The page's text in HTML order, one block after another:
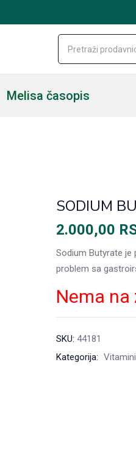
Melisa časopis
SODIUM
2.000,00
Sodium Butyrate
problem sa
Nema
SKU: 44181
Kategorija: